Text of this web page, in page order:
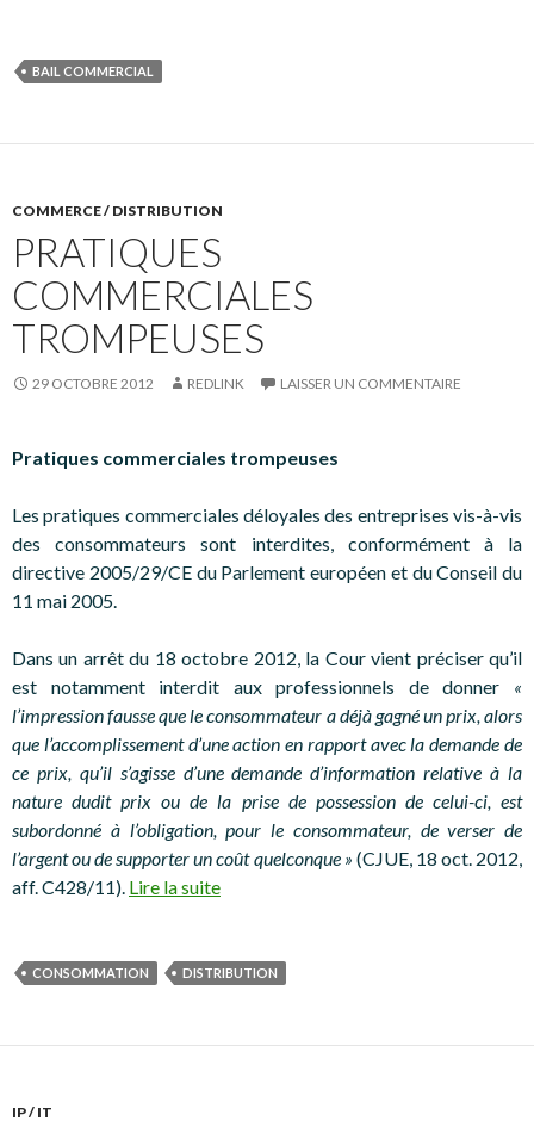
BAIL COMMERCIAL
COMMERCE / DISTRIBUTION
PRATIQUES
COMMERCIALES
TROMPEUSES
29 OCTOBRE 2012 REDLINK LAISSER UN COMMENTAIRE
Pratiques commerciales trompeuses
Les pratiques commerciales déloyales des entreprises vis-à-vis
des consommateurs sont interdites, conformément à la
directive 2005/29/CE du Parlement européen et du Conseil du
11 mai 2005.
Dans un arrêt du 18 octobre 2012, la Cour vient préciser qu’il
est notamment interdit aux professionnels de donner «
l’impression fausse que le consommateur a déjà gagné un prix, alors
que l’accomplissement d’une action en rapport avec la demande de
ce prix, qu’il s’agisse d’une demande d’information relative à la
nature dudit prix ou de la prise de possession de celui-ci, est
subordonné à l’obligation, pour le consommateur, de verser de
l’argent ou de supporter un coût quelconque » (CJUE, 18 oct. 2012,
aff. C428/11). Lire la suite
CONSOMMATION DISTRIBUTION
IP / IT